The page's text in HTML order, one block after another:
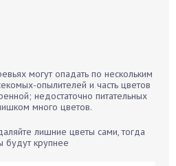
могут опадать по нескольким
опылителей и часть цветов
недостаточно питательных
много цветов.
лишние цветы сами, тогда
будут крупнее